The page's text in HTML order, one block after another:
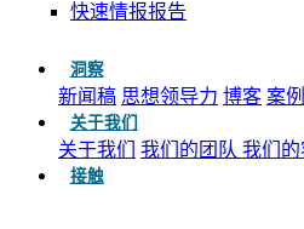
快速情报报告
洞察
新闻稿 思想领导力 博客 案
关于我们
关于我们 我们的团队 我们的
接触